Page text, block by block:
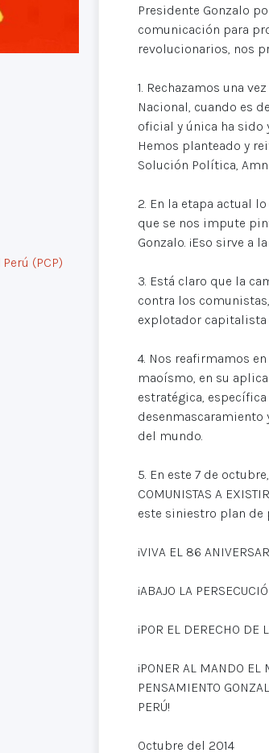
(PCP)
Presidente Gonzalo
comunicación para
revolucionarios, nos
1. Rechazamos una
Nacional, cuando es
oficial y única ha sido
Hemos planteado y
Solución Política,
2. En la etapa actual
que se nos impute
Gonzalo. ¡Eso sirve a
3. Está claro que la
contra los
explotador capitalista
4. Nos reafirmamos
maoísmo, en su
estratégica,
del mundo.
5. En este 7 de
COMUNISTAS A
este siniestro plan
¡VIVA EL 86
¡ABAJO LA
¡POR EL DERECHO DE
¡PONER AL MANDO
PENSAMIENTO
PERÚ!
Octubre del 2014